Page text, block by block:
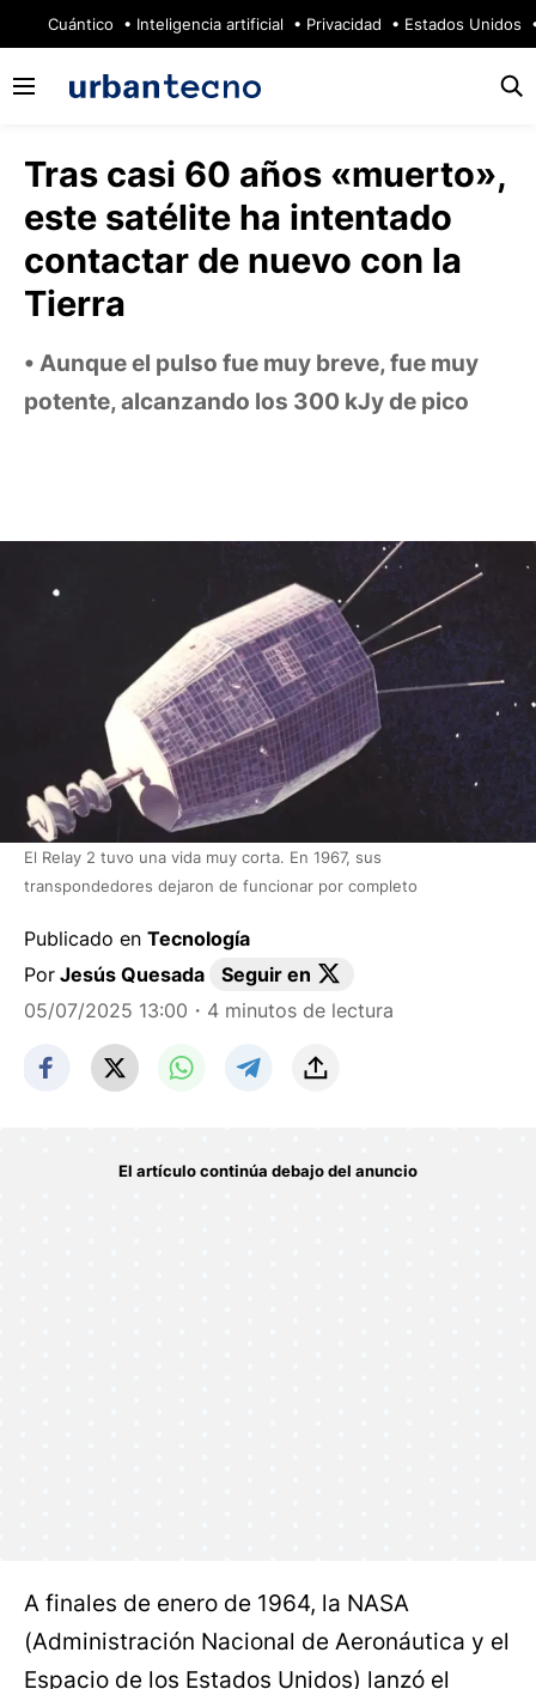
Cuántico Inteligencia artificial Privacidad Estados Unidos
Tras casi 60 años «muerto»,
este satélite ha intentado
contactar de nuevo con la
Tierra
Aunque el pulso fue muy breve, fue muy
potente, alcanzando los 300 kJy de pico
El Relay 2 tuvo una vida muy corta. En 1967, sus
transpondedores dejaron de funcionar por completo
Publicado en Tecnología
Por Jesús Quesada
Seguir en
05/07/2025 13:00 ・4 minutos de lectura
A finales de enero de 1964, la NASA
(Administración Nacional de Aeronáutica y el
Espacio de los Estados Unidos) lanzó el